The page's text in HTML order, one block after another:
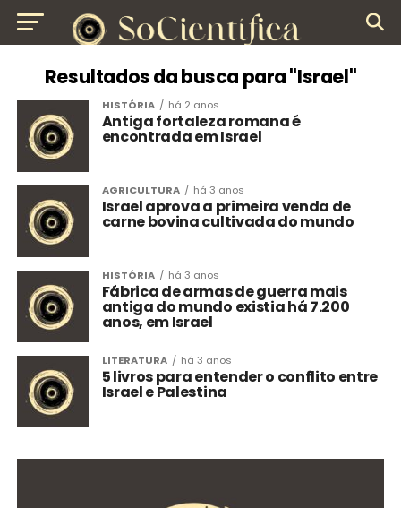
Resultados da busca para "Israel"
HISTÓRIA há 2 anos
Antiga fortaleza romana é
encontrada em Israel
AGRICULTURA há 3 anos
Israel aprova a primeira venda de
carne bovina cultivada do mundo
HISTÓRIA há 3 anos
Fábrica de armas de guerra mais
antiga do mundo existia há 7.200
anos, em Israel
LITERATURA há 3 anos
5 livros para entender o conflito entre
Israel e Palestina